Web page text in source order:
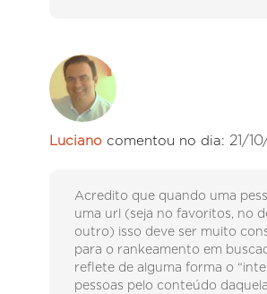
Luciano comentou no dia: 21/
Acredito que quando uma
uma url (seja no favoritos, no
outro) isso deve ser muito
para o rankeamento em
reflete de alguma forma o
pessoas pelo conteúdo